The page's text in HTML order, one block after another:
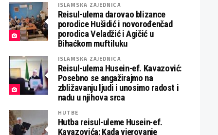
ISLAMSKA ZAJEDNICA
Reisul-ulema darovao blizance
porodice Hušidić i novorođenčad
porodica Veladžić i Agičić u
Bihaćkom muftiluku
ISLAMSKA ZAJEDNICA
Reisul-ulema Husein-ef. Kavazović:
Posebno se angažirajmo na
zbližavanju ljudi i unosimo radost i
nadu u njihova srca
HUTBE
Hutba reisul-uleme Husein-ef.
Kavazovića: Kada vjerovanje